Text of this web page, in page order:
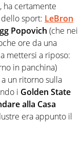
ha certamente
sport: LeBron
Popovich (che nei
ore da una
mettersi a riposo:
in panchina)
un ritorno sulla
i Golden State
alla Casa
era appunto il